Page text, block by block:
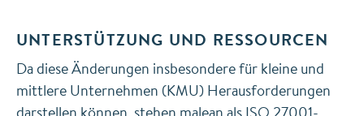
UNTERSTÜTZUNG UND RESSOURCEN
Da diese Änderungen insbesondere für kleine und
mittlere Unternehmen (KMU) Herausforderungen